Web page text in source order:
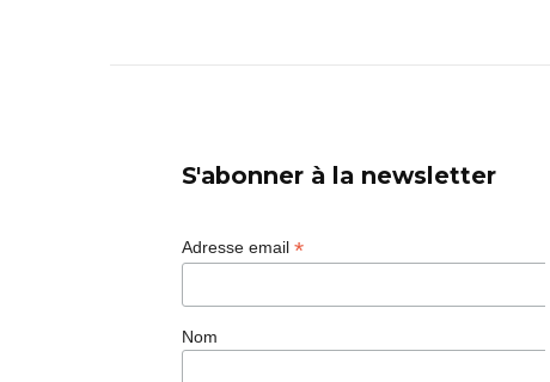
S'abonner à la newsletter
Adresse email *
Nom